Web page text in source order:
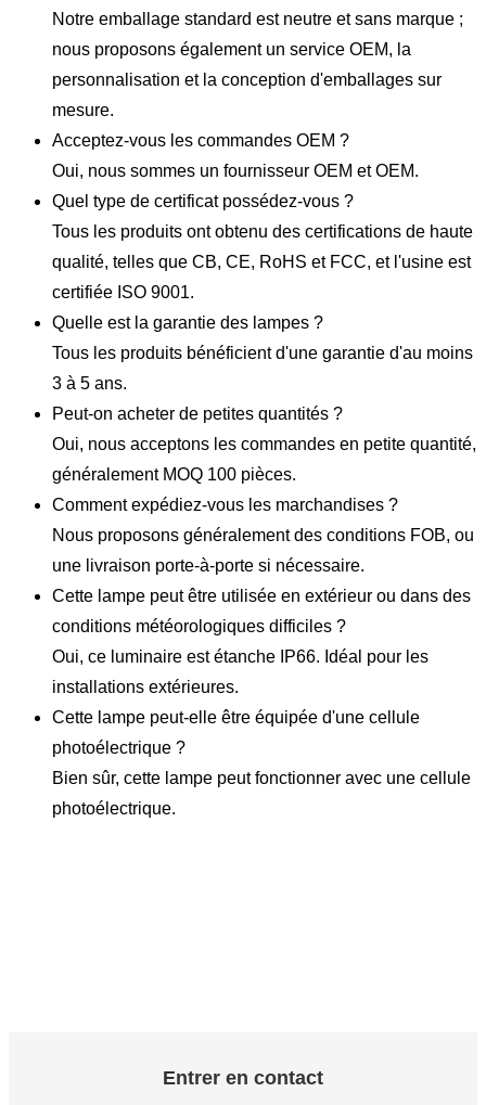
Notre emballage standard est neutre et sans marque ;
nous proposons également un service OEM, la
personnalisation et la conception d'emballages sur
mesure.
Acceptez-vous les commandes OEM ?
Oui, nous sommes un fournisseur OEM et OEM.
Quel type de certificat possédez-vous ?
Tous les produits ont obtenu des certifications de haute
qualité, telles que CB, CE, RoHS et FCC, et l'usine est
certifiée ISO 9001.
Quelle est la garantie des lampes ?
Tous les produits bénéficient d'une garantie d'au moins
3 à 5 ans.
Peut-on acheter de petites quantités ?
Oui, nous acceptons les commandes en petite quantité,
généralement MOQ 100 pièces.
Comment expédiez-vous les marchandises ?
Nous proposons généralement des conditions FOB, ou
une livraison porte-à-porte si nécessaire.
Cette lampe peut être utilisée en extérieur ou dans des
conditions météorologiques difficiles ?
Oui, ce luminaire est étanche IP66. Idéal pour les
installations extérieures.
Cette lampe peut-elle être équipée d'une cellule
photoélectrique ?
Bien sûr, cette lampe peut fonctionner avec une cellule
photoélectrique.
Entrer en contact